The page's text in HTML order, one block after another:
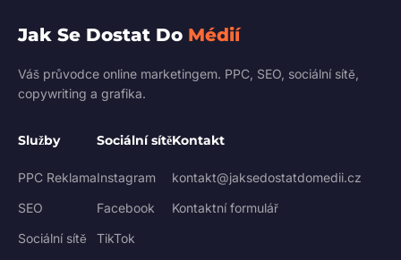
Jak Se Dostat Do Médií
Váš průvodce online marketingem. PPC, SEO, sociální sítě,
copywriting a grafika.
Služby
PPC Reklama
SEO
Sociální sítě
Sociální sítě
Instagram
Facebook
TikTok
Kontakt
kontakt@jaksedostatdomedii.cz
Kontaktní formulář